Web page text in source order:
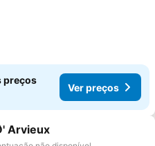
preços
Ver preços
aos favoritos
Arvieux